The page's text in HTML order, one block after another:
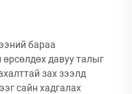
бараа
давуу талыг
зах зээлд
сайн хадгалах